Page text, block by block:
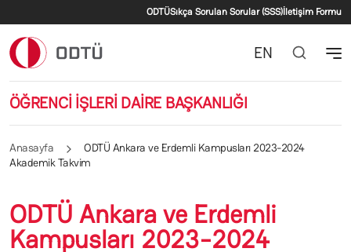
İkincil menü
ODTÜSıkça Sorulan Sorular (SSS)İletişim Formu
ÖĞRENCİ İŞLERİ DAİRE BAŞKANLIĞI
EN
Anasayfa
ODTÜ Ankara ve Erdemli Kampusları 2023-2024
Akademik Takvim
ODTÜ Ankara ve Erdemli
Kampusları 2023-2024